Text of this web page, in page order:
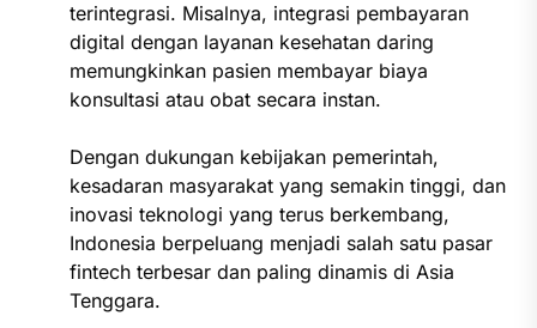
terintegrasi. Misalnya, integrasi pembayaran
digital dengan layanan kesehatan daring
memungkinkan pasien membayar biaya
konsultasi atau obat secara instan.
Dengan dukungan kebijakan pemerintah,
kesadaran masyarakat yang semakin tinggi, dan
inovasi teknologi yang terus berkembang,
Indonesia berpeluang menjadi salah satu pasar
fintech terbesar dan paling dinamis di Asia
Tenggara.